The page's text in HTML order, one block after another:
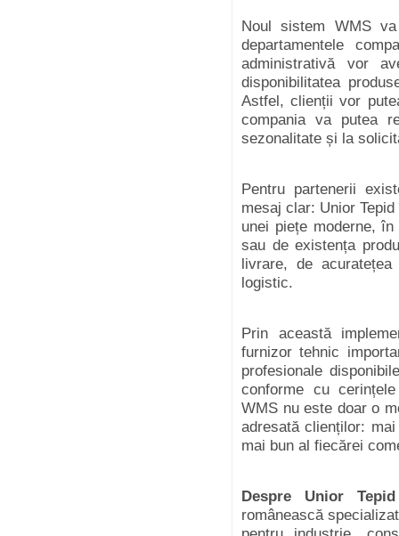
Noul sistem WMS
departamentele
administrativă vor
disponibilitatea
Astfel, clienții vor
compania va putea
sezonalitate și la
Pentru partenerii
mesaj clar: Unior
unei piețe moderne,
sau de existența
livrare, de
logistic.
Prin această
furnizor tehnic
profesionale
conforme cu
WMS nu este doar o
adresată clienților:
mai bun al fiecărei
Despre Unior
românească